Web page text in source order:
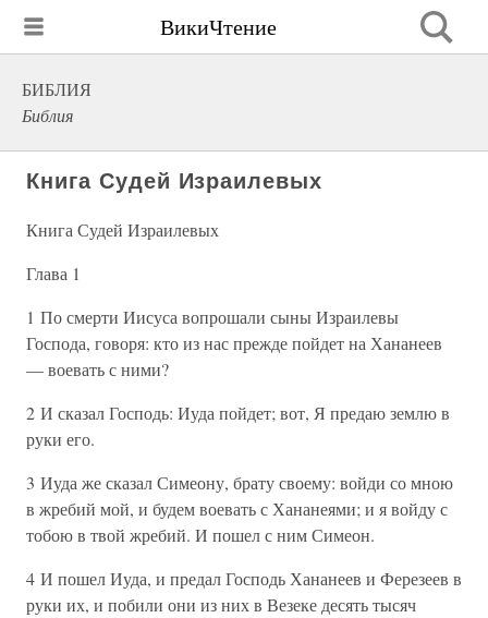
ВикиЧтение
БИБЛИЯ
Библия
Книга Судей Израилевых
Книга Судей Израилевых
Глава 1
1 По смерти Иисуса вопрошали сыны Израилевы
Господа, говоря: кто из нас прежде пойдет на Хананеев
— воевать с ними?
2 И сказал Господь: Иуда пойдет; вот, Я предаю землю в
руки его.
3 Иуда же сказал Симеону, брату своему: войди со мною
в жребий мой, и будем воевать с Хананеями; и я войду с
тобою в твой жребий. И пошел с ним Симеон.
4 И пошел Иуда, и предал Господь Хананеев и Ферезеев в
руки их, и побили они из них в Везеке десять тысяч